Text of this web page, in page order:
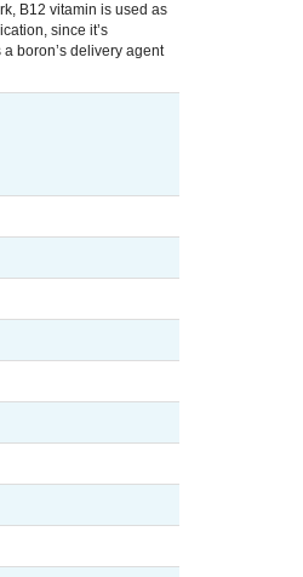
B12 vitamin is used as
since it’s
boron’s delivery agent